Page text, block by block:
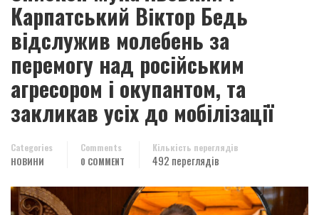
Карпатський Віктор Бедь
відслужив молебень за
перемогу над російським
агресором і окупантом, та
закликав усіх до мобілізації
Categories
НОВИНИ
Comments
0 COMMENT
Кількість переглядів
492 переглядів